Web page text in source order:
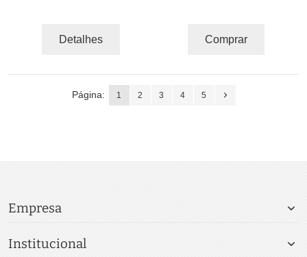
Detalhes Comprar
Página: 1 2 3 4 5
Empresa
Institucional